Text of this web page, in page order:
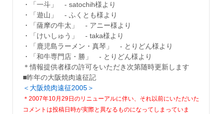
・「一斗」 - satochih様より
・「遊山」 - ふくとも様より
・「薩摩の牛太」 - アニー様より
・「けいしゅう」 - taka様より
・「鹿児島ラーメン・真琴」 - とりどん様より
・「和牛専門店・勝」 - とりどん様より
＊情報提供者様の許可をいただき次第随時更新します
■昨年の大阪焼肉遠征記
＜大阪焼肉遠征2005＞
＊2007年10月29日のリニューアルに伴い、それ以前にいただいた
コメントは投稿日時が実際と異なるものになってしまっていま